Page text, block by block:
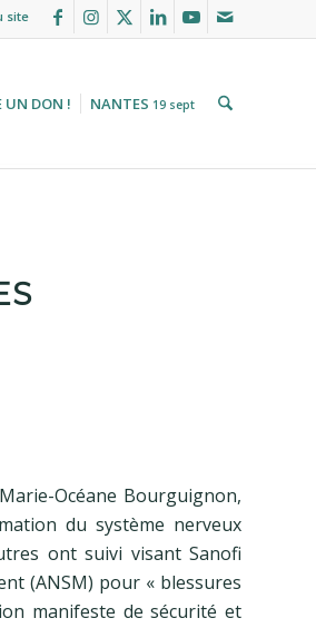
site
UN DON ! NANTES 19 sept
Océane Bourguignon,
du système nerveux
ont suivi visant Sanofi
(ANSM) pour « blessures
manifeste de sécurité et